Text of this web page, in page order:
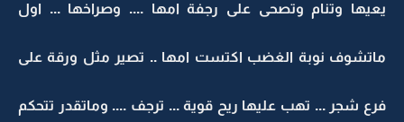
يعيها وتنام وتصحى على رجفة امها .... وصراخها ... اول
ماتشوف نوبة الغضب اكتست امها .. تصير مثل ورقة على
فرع شجر ... تهب عليها ريح قوية ... ترجف .... وماتقدر تتحكم